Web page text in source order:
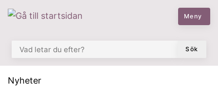
till innehåll
till huvudmeny Meny
Sök
Du är här:
Nyheter